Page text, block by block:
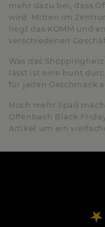
mehr dazu bei, dass
wird. Mitten im
liegt das KOMM und
verschiedenen
Was das
lässt ist eine bunt
für jeden Geschmack
Noch mehr Spaß
Offenbach Black
Artikel um ein